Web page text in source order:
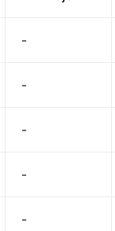
-
-
-
-
-